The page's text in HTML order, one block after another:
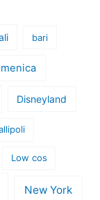
bari
Disneyland
Low cos
New York